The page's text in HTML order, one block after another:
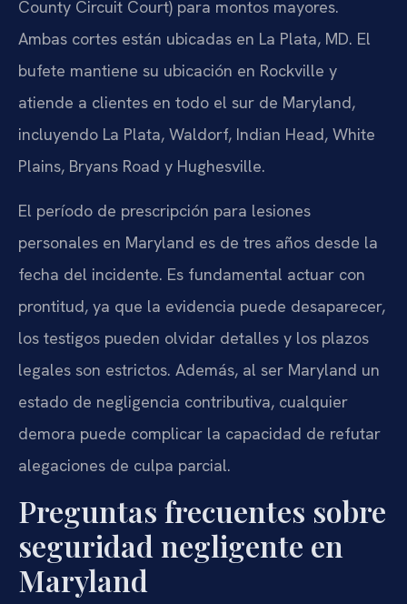
County Circuit Court) para montos mayores.
Ambas cortes están ubicadas en La Plata, MD. El
bufete mantiene su ubicación en Rockville y
atiende a clientes en todo el sur de Maryland,
incluyendo La Plata, Waldorf, Indian Head, White
Plains, Bryans Road y Hughesville.
El período de prescripción para lesiones
personales en Maryland es de tres años desde la
fecha del incidente. Es fundamental actuar con
prontitud, ya que la evidencia puede desaparecer,
los testigos pueden olvidar detalles y los plazos
legales son estrictos. Además, al ser Maryland un
estado de negligencia contributiva, cualquier
demora puede complicar la capacidad de refutar
alegaciones de culpa parcial.
Preguntas frecuentes sobre
seguridad negligente en
Maryland